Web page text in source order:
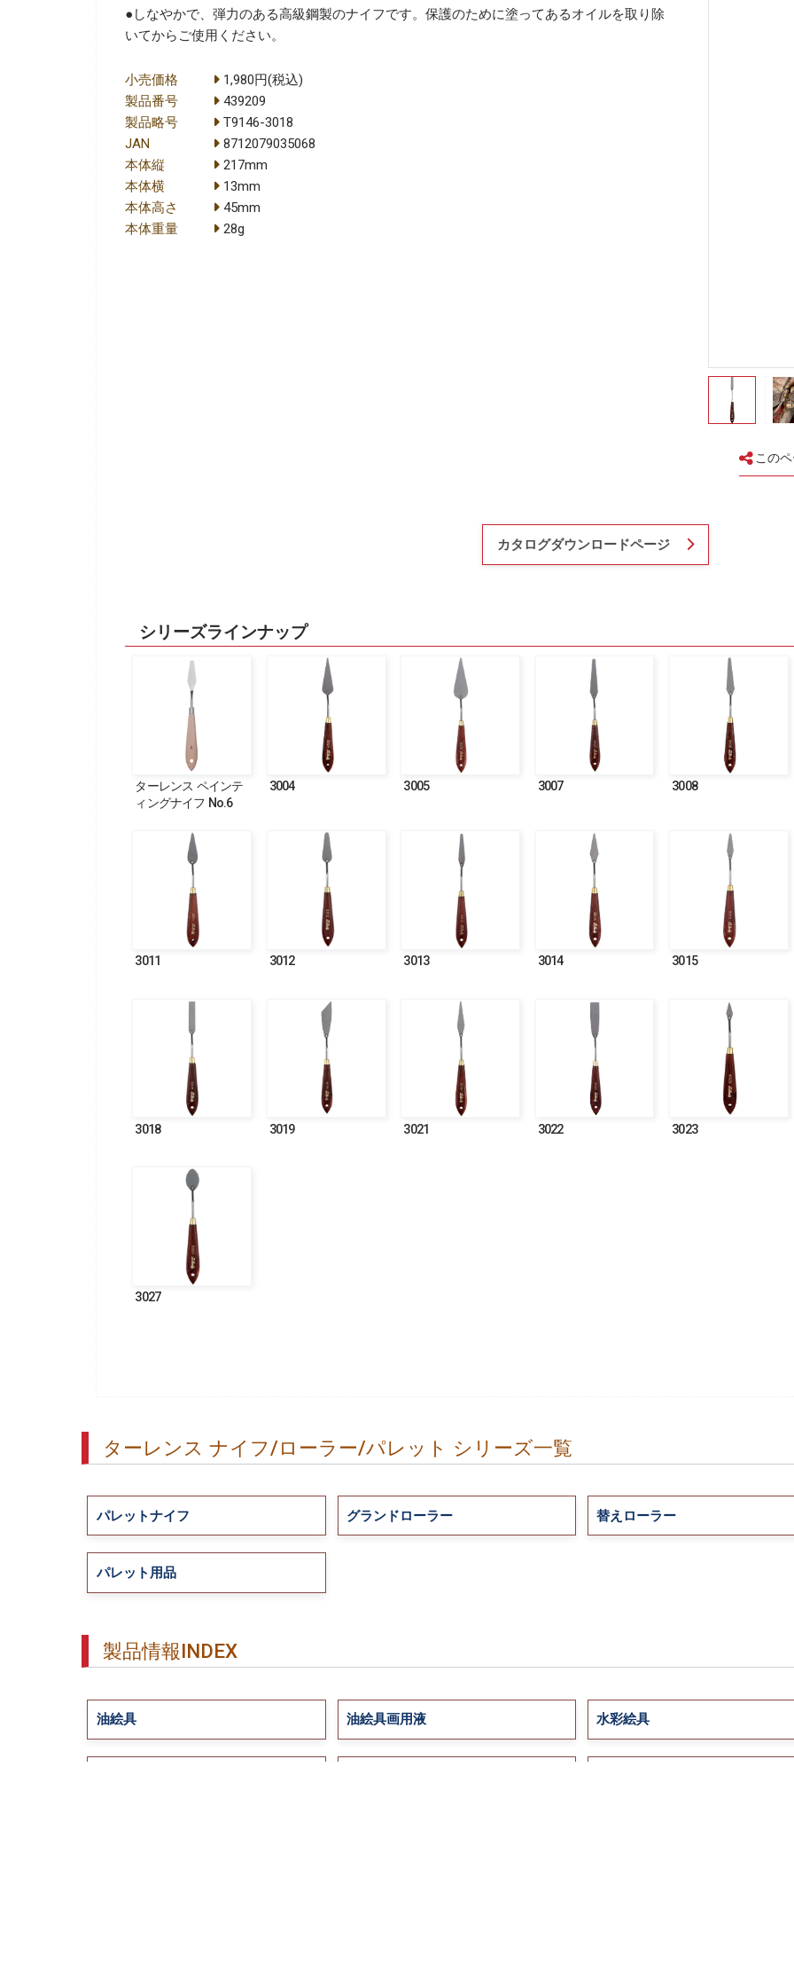
●しなやかで、弾力のある高級鋼製のナイフです。保護のために塗ってあるオイルを取り除
いてからご使用ください。
小売価格
1,980円(税込)
製品番号
439209
製品略号
T9146-3018
JAN
8712079035068
本体縦
217mm
本体横
13mm
本体高さ
45mm
本体重量
28g
この
カタログダウンロードページ
シリーズラインナップ
ターレンス ペインテ
ィングナイフ No.6
3004 3005 3007 3008
3011 3012 3013 3014 3015
3018 3019 3021 3022 3023
3027
ターレンス ナイフ/ローラー/パレット シリーズ一覧
パレットナイフ グランドローラー 替えローラー
パレット用品
製品情報INDEX
油絵具 油絵具画用液 水彩絵具